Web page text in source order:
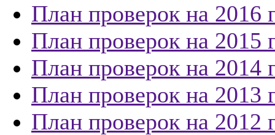
План проверок на 2016
План проверок на 2015
План проверок на 2014
План проверок на 2013
План проверок на 2012